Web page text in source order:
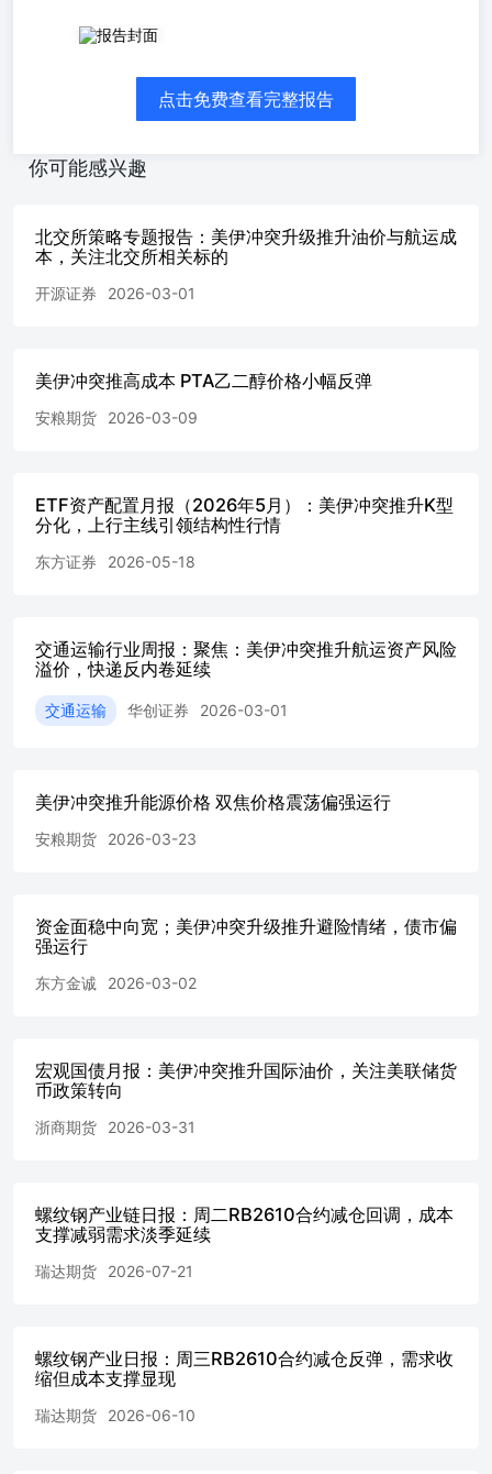
研究员: 蔡跃辉期货从业资格号F0251444期货投资咨询从业
获得资料，瑞达期货股份有限公司力求准确可靠，但对这些
信息的准确性及完整性不做任何保证，据此投资，责任自
所有，未经书面许可，任何机构和个人不得以任何形式翻
删节和修改。
点击免费查看完整报告
你可能感兴趣
北交所策略专题报告：美伊冲突升级推升油价与航运成
本，关注北交所相关标的
开源证券 2026-03-01
美伊冲突推高成本 PTA乙二醇价格小幅反弹
安粮期货 2026-03-09
ETF资产配置月报（2026年5月）：美伊冲突推升K型
分化，上行主线引领结构性行情
东方证券 2026-05-18
交通运输行业周报：聚焦：美伊冲突推升航运资产风险
溢价，快递反内卷延续
交通运输 华创证券 2026-03-01
美伊冲突推升能源价格 双焦价格震荡偏强运行
安粮期货 2026-03-23
资金面稳中向宽；美伊冲突升级推升避险情绪，债市偏
强运行
东方金诚 2026-03-02
宏观国债月报：美伊冲突推升国际油价，关注美联储货
币政策转向
浙商期货 2026-03-31
螺纹钢产业链日报：周二RB2610合约减仓回调，成本
支撑减弱需求淡季延续
瑞达期货 2026-07-21
螺纹钢产业日报：周三RB2610合约减仓反弹，需求收
缩但成本支撑显现
瑞达期货 2026-06-10